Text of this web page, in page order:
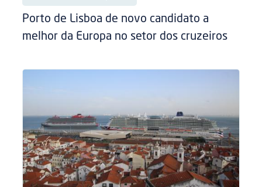
Porto de Lisboa de novo candidato a
melhor da Europa no setor dos cruzeiros